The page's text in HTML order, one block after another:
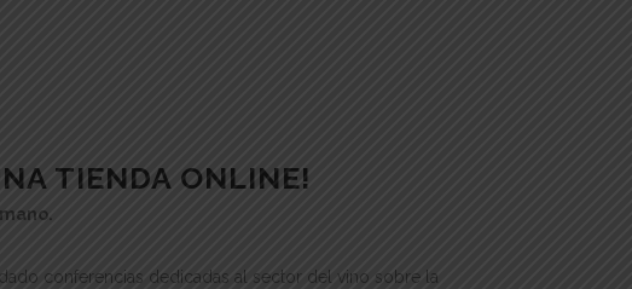
TIENDA ONLINE!
conferencias dedicadas al sector del vino sobre la